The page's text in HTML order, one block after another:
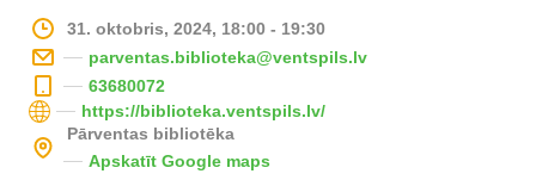
31. oktobris, 2024, 18:00 - 19:30
parventas.biblioteka@ventspils.lv
63680072
https://biblioteka.ventspils.lv/
Pārventas bibliotēka
Apskatīt Google maps